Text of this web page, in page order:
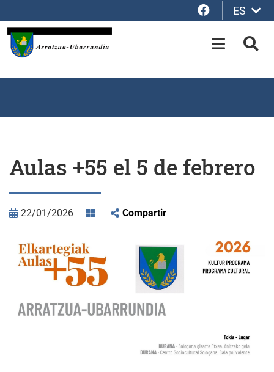
Facebook
ES
OPEN-
Aulas +55 el 5 de febrero
22/01/2026 Compartir